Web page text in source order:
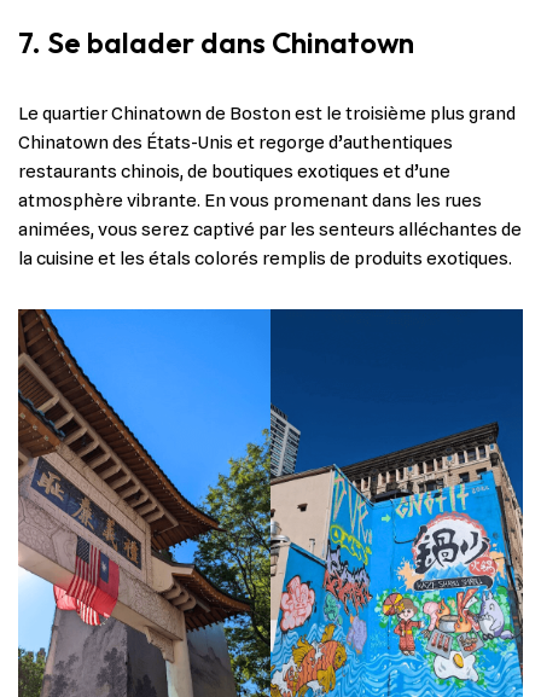
7. Se balader dans Chinatown
Le quartier Chinatown de Boston est le troisième plus grand
Chinatown des États-Unis et regorge d’authentiques
restaurants chinois, de boutiques exotiques et d’une
atmosphère vibrante. En vous promenant dans les rues
animées, vous serez captivé par les senteurs alléchantes de
la cuisine et les étals colorés remplis de produits exotiques.